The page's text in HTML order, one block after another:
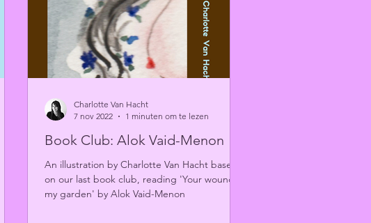
Book Club: Alok Vaid-Menon
An illustration by Charlotte Van Hacht based
on our last book club, reading 'Your wound,
my garden' by Alok Vaid-Menon
Charlotte Van Hacht
7 nov 2022
1 minuten om te lezen